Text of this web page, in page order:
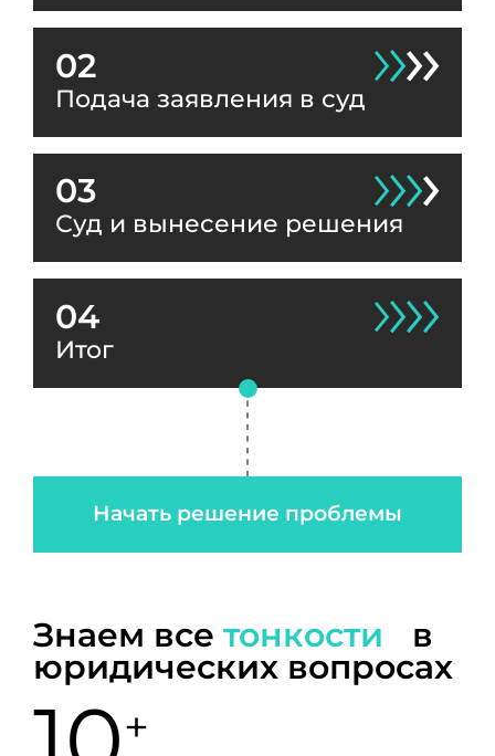
02
Подача заявления в суд
03
Суд и вынесение решения
04
Итог
Начать решение проблемы
Знаем все тонкости в
юридических вопросах
+